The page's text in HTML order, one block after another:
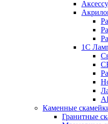
1С
Каменные
Гранитные